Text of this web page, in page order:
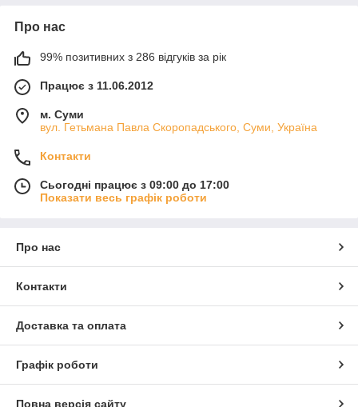
Про нас
99% позитивних з 286 відгуків за рік
Працює з 11.06.2012
м. Суми
вул. Гетьмана Павла Скоропадського, Суми, Україна
Контакти
Сьогодні працює з 09:00 до 17:00
Показати весь графік роботи
Про нас
Контакти
Доставка та оплата
Графік роботи
Повна версія сайту